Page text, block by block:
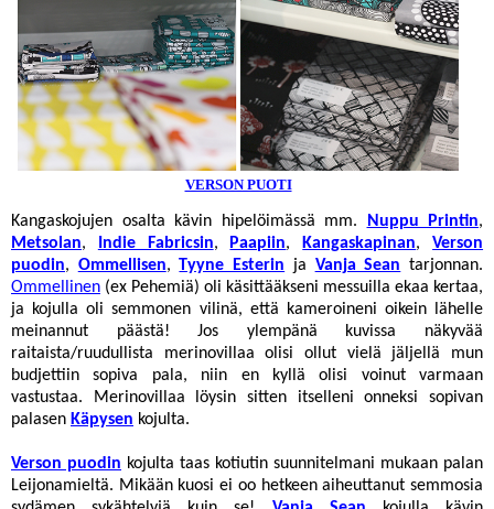
VERSON PUOTI
Kangaskojujen osalta kävin hipelöimässä mm. Nuppu Printin,
Metsolan, Indie Fabricsin,Paapiin,Kangaskapinan,Verson
puodin, Ommellisen,Tyyne Esterin ja Vanja Sean tarjonnan.
Ommellinen (ex Pehemiä) oli käsittääkseni messuilla ekaa kertaa,
ja kojulla oli semmonen vilinä, että kameroineni oikein lähelle
meinannut päästä! Jos ylempänä kuvissa näkyvää
raitaista/ruudullista merinovillaa olisi ollut vielä jäljellä mun
budjettiin sopiva pala, niin en kyllä olisi voinut varmaan
vastustaa. Merinovillaa löysin sitten itselleni onneksi sopivan
palasen Käpysen kojulta.
Verson puodin kojulta taas kotiutin suunnitelmani mukaan palan
Leijonamieltä. Mikään kuosi ei oo hetkeen aiheuttanut semmosia